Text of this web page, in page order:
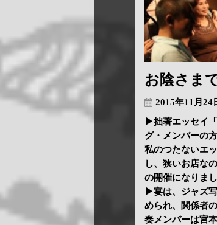
お陰さま
2015年11月24
▶拙著エッセイ
グ・メンバーの
私のつたないエ
し、狭いお店な
の開催になりまし
▶宴は、ジャズ
められ、関係者
奏メンバーは宮